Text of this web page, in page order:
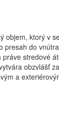
objem, ktorý v
presah do
stredové
obzvlášť
a